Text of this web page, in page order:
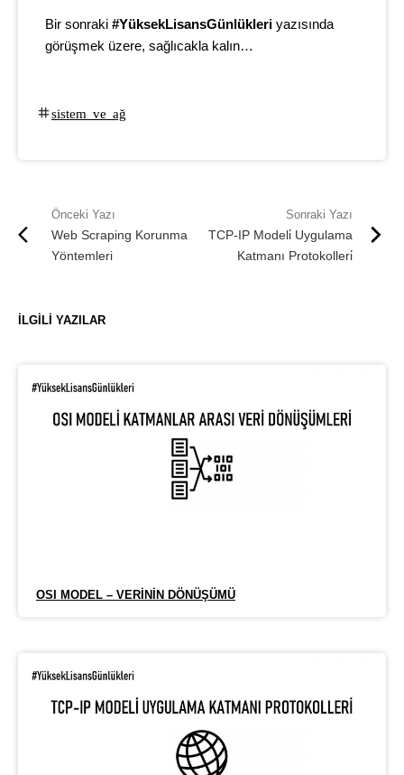
Bir sonraki #YüksekLisansGünlükleri yazısında
görüşmek üzere, sağlıcakla kalın…
sistem ve ağ
Web Scraping Korunma
Yöntemleri
TCP-IP Modeli̇ Uygulama
Katmanı Protokolleri̇
İLGILI YAZILAR
OSI MODEL – VERININ DÖNÜŞÜMÜ